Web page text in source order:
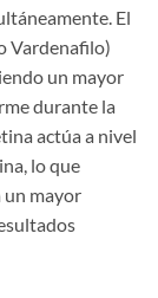
El
Vardenafilo)
un mayor
durante la
actúa a nivel
lo que
mayor